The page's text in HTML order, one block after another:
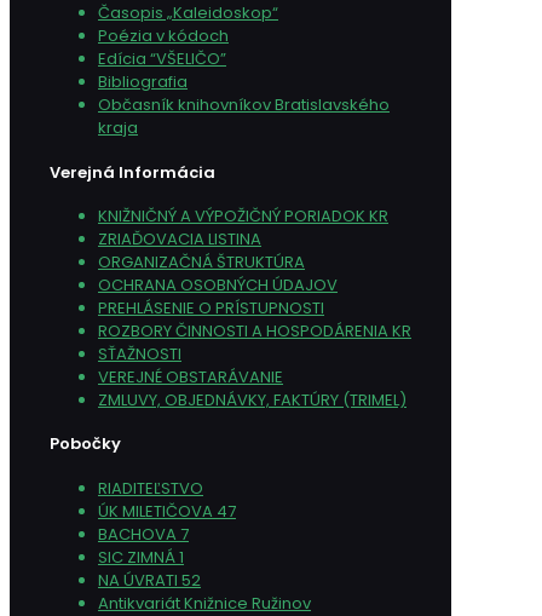
Časopis „Kaleidoskop“
Poézia v kódoch
Edícia “VŠELIČO”
Bibliografia
Občasník knihovníkov Bratislavského
kraja
Verejná Informácia
KNIŽNIČNÝ A VÝPOŽIČNÝ PORIADOK KR
ZRIAĎOVACIA LISTINA
ORGANIZAČNÁ ŠTRUKTÚRA
OCHRANA OSOBNÝCH ÚDAJOV
PREHLÁSENIE O PRÍSTUPNOSTI
ROZBORY ČINNOSTI A HOSPODÁRENIA KR
SŤAŽNOSTI
VEREJNÉ OBSTARÁVANIE
ZMLUVY, OBJEDNÁVKY, FAKTÚRY (TRIMEL)
Pobočky
RIADITEĽSTVO
ÚK MILETIČOVA 47
BACHOVA 7
SIC ZIMNÁ 1
NA ÚVRATI 52
Antikvariát Knižnice Ružinov